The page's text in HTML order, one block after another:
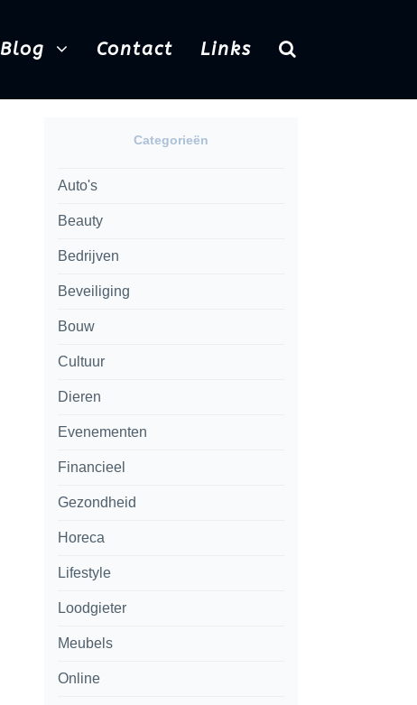
Blog Contact Links
Categorieën
Auto's
Beauty
Bedrijven
Beveiliging
Bouw
Cultuur
Dieren
Evenementen
Financieel
Gezondheid
Horeca
Lifestyle
Loodgieter
Meubels
Online